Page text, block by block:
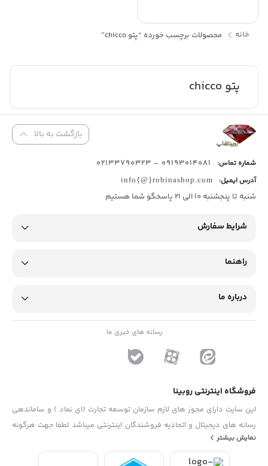
خانه محصولات برچسب خورده “پتو chicco”
پتو chicco
بازگشت به بالا
شماره تماس: 09193014081 - 02133790323
آدرس ایمیل: info{@}robinashop.com
شنبه تا پنجشنبه 10 الی 21 پاسخگو شما هستیم
شرایط سفارش
راهنما
درباره ما
رسانه های خبری ما
فروشگاه اینترنتی روبینا
این سایت دارای مجوز های لازم سازمان توسعه تجارت (ای نماد ) و ساماندهی
رسانه های دیجیتال و اتحادیه فروشندگان اینترنتی میباشد لطفا جهت هرگونه
پیشنهاد ، انتفاد و یا شکایات از فرم "تماس با ما" استفاده نمایید . تلفن های
نمایش بیشتر